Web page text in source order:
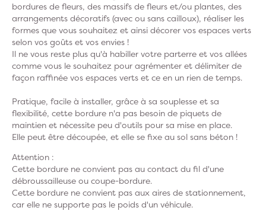
bordures de fleurs, des massifs de fleurs et/ou plantes, des
arrangements décoratifs (avec ou sans cailloux), réaliser les
formes que vous souhaitez et ainsi décorer vos espaces verts
selon vos goûts et vos envies !
Il ne vous reste plus qu'à habiller votre parterre et vos allées
comme vous le souhaitez pour agrémenter et délimiter de
façon raffinée vos espaces verts et ce en un rien de temps.
Pratique, facile à installer, grâce à sa souplesse et sa
flexibilité, cette bordure n'a pas besoin de piquets de
maintien et nécessite peu d'outils pour sa mise en place.
Elle peut être découpée, et elle se fixe au sol sans béton !
Attention :
Cette bordure ne convient pas au contact du fil d'une
débroussailleuse ou coupe-bordure.
Cette bordure ne convient pas aux aires de stationnement,
car elle ne supporte pas le poids d'un véhicule.